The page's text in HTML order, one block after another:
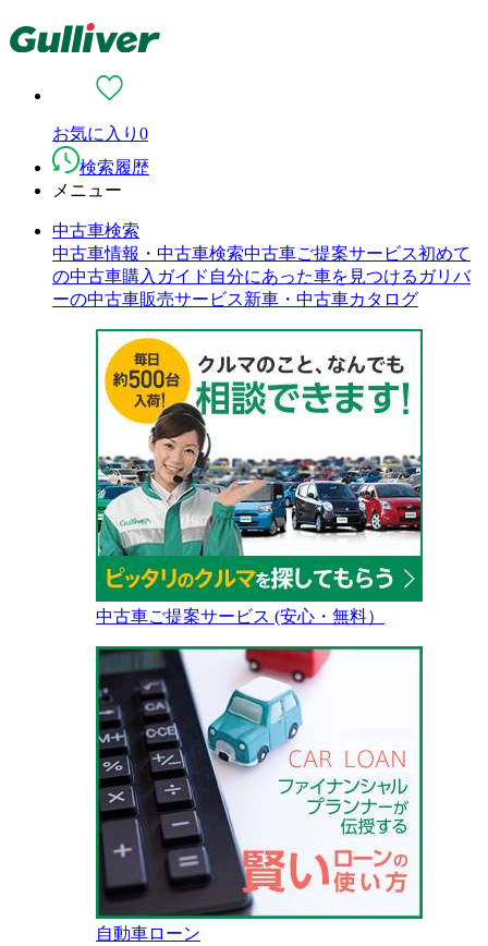
お気に入り 0
検索履歴
メニュー
中古車検索
中古車情報・中古車検索中古車ご提案サービス初めて
の中古車購入ガイド 自分にあった車を見つける ガリバ
ーの中古車販売サービス新車・中古車カタログ
中古車ご提案サービス (安心・無料）
自動車ローン